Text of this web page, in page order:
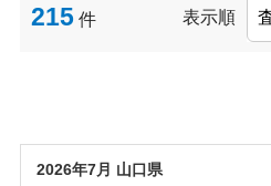
215 件 表示順
2026年7月 山口県